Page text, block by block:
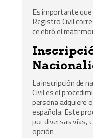
Es importante
Registro Civil
celebró el
La inscripción de
Civil es el
persona adquiere
española. Este
por diversas vías,
opción.